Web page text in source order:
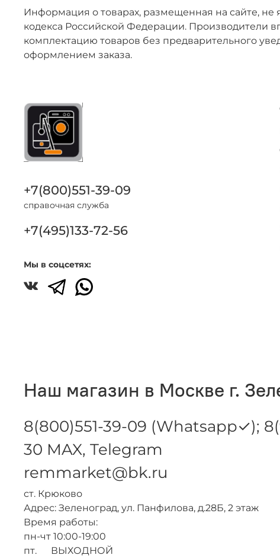
Информация о товарах, размещенная на сайте,
кодекса Российской Федерации. Производители
комплектацию товаров без предварительного
оформлением заказа.
+7(800)551-39-09
справочная служба
+7(495)133-72-56
Мы в соцсетях:
Наш магазин в Москве г.
8(800)551-39-09 (Whatsapp✓);
30 MAX, Telegram
remmarket@bk.ru
ст. Крюково
Адрес: Зеленоград, ул. Панфилова, д.28Б, 2 этаж
Время работы:
пн-чт 10:00-19:00
пт. ВЫХОДНОЙ